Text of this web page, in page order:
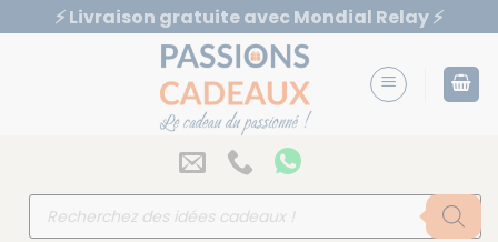
Passer
au
⚡️ Livraison gratuite avec Mondial Relay ⚡️
Recherche